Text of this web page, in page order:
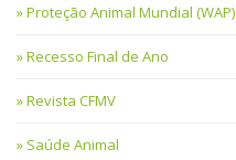
Proteção Animal Mundial (WAP)
Recesso Final de Ano
Revista CFMV
Saúde Animal